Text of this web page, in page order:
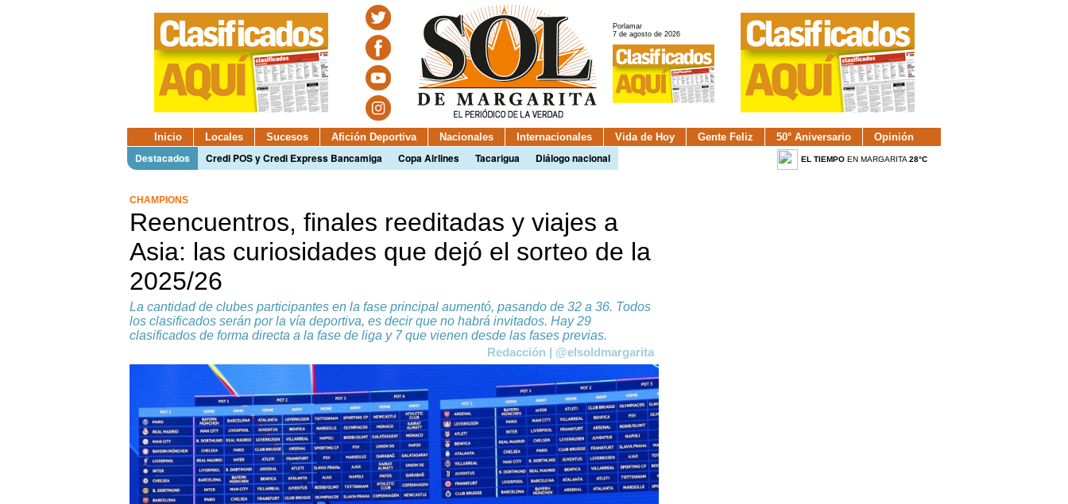
Porlamar
7 de agosto de 2026
Inicio Locales Sucesos Afición Deportiva Nacionales Internacionales Vida de Hoy Gente Feliz 50° Aniversario Opinión
Destacados Credi POS y Credi Express Bancamiga Copa Airlines Tacarigua Diálogo nacional EL TIEMPOEN MARGARITA 28°C
CHAMPIONS
Reencuentros, finales reeditadas y viajes a
Asia: las curiosidades que dejó el sorteo de la
2025/26
La cantidad de clubes participantes en la fase principal aumentó, pasando de 32 a 36. Todos
los clasificados serán por la vía deportiva, es decir que no habrá invitados. Hay 29
clasificados de forma directa a la fase de liga y 7 que vienen desde las fases previas.
Redacción | @elsoldmargarita